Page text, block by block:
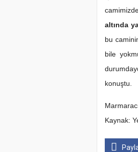
altında
bu
bile
konuştu.
Kaynak: